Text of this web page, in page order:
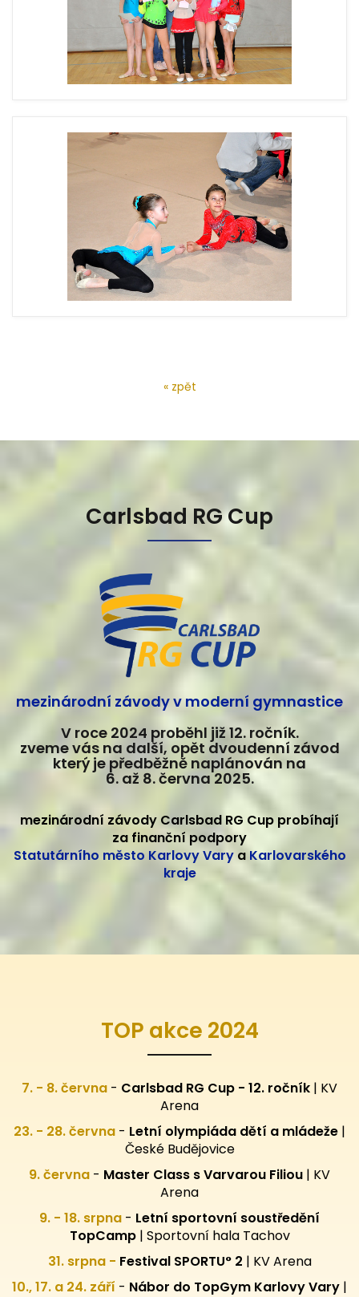
« zpět
Carlsbad RG Cup
mezinárodní závody v moderní gymnastice
V roce 2024 proběhl již 12. ročník.
zveme vás na další, opět dvoudenní závod
který je předběžně naplánován na
6. až 8. června 2025.
mezinárodní závody Carlsbad RG Cup probíhají
za finanční podpory
Statutárního město Karlovy Varya Karlovarského
kraje
TOP akce 2024
7. - 8. června - Carlsbad RG Cup - 12. ročník | KV
Arena
23. - 28. června - Letní olympiáda dětí a mládeže |
České Budějovice
9. června - Master Class s Varvarou Filiou | KV
Arena
9. - 18. srpna - Letní sportovní soustředění
TopCamp| Sportovní hala Tachov
31. srpna - Festival SPORTU° 2 | KV Arena
10., 17. a 24. září - Nábor do TopGym Karlovy Vary |